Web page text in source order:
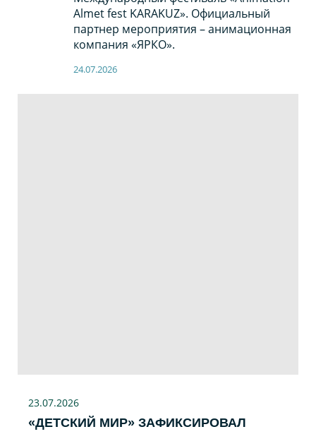
Almet fest KARAKUZ». Официальный
партнер мероприятия – анимационная
компания «ЯРКО».
24.07.2026
23.07.2026
«ДЕТСКИЙ МИР» ЗАФИКСИРОВАЛ